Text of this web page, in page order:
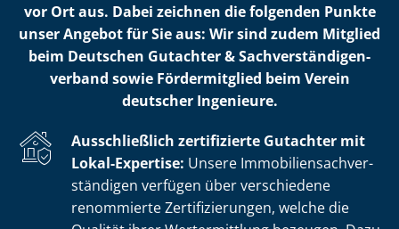
vor Ort aus. Dabei zeichnen die folgenden Punkte
unser Angebot für Sie aus: Wir sind zudem Mitglied
beim Deutschen Gutachter & Sach­ver­stän­di­gen­
ver­band sowie Fördermitglied beim Verein
deutscher Ingenieure.
Ausschließlich zertifizierte Gutachter mit
Lokal-Expertise: Unsere Im­mo­bi­li­en­sach­ver­
stän­di­gen verfügen über verschiedene
renommierte Zer­ti­fi­zie­run­gen, welche die